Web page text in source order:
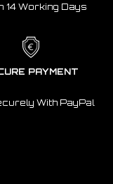
14 Working Days
PAYMENT
With PayPal